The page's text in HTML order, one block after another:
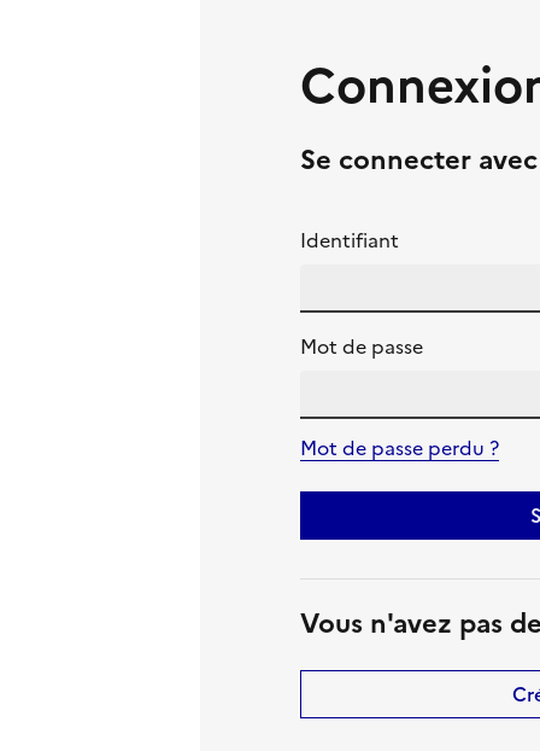
Se connecter
Identifiant
Mot de passe
Mot de passe perdu ?
Vous n'avez pas